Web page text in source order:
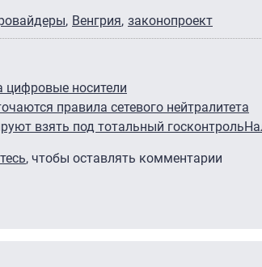
Венгрия законопроект
цифровые носители
правила сетевого нейтралитета
взять под тотальный госконтроль
, чтобы оставлять комментарии